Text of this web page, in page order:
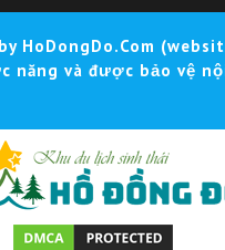
HoDongDo.Com
năng và được bảo vệ